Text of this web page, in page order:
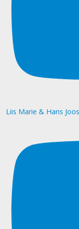
Liis Marie & Hans